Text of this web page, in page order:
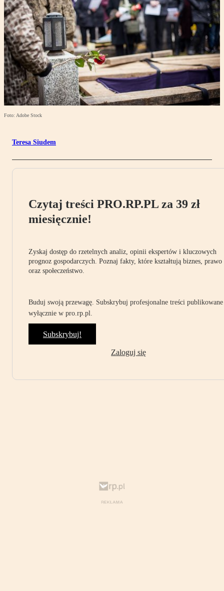
Foto: Adobe Stock
Teresa Siudem
Czytaj treści PRO.RP.PL za 39 zł
miesięcznie!
Zyskaj dostęp do rzetelnych analiz, opinii ekspertów i kluczowych
prognoz gospodarczych. Poznaj fakty, które kształtują biznes, prawo
oraz społeczeństwo.
Buduj swoją przewagę. Subskrybuj profesjonalne treści publikowane
wyłącznie w pro.rp.pl.
Subskrybuj!
Zaloguj się